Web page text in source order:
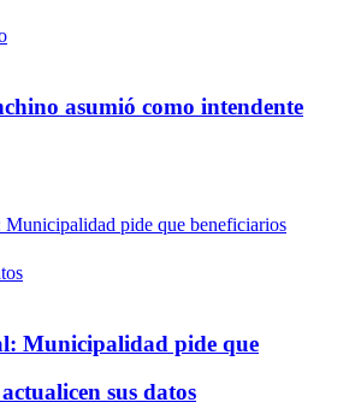
asumió como intendente
Municipalidad pide que
sus datos